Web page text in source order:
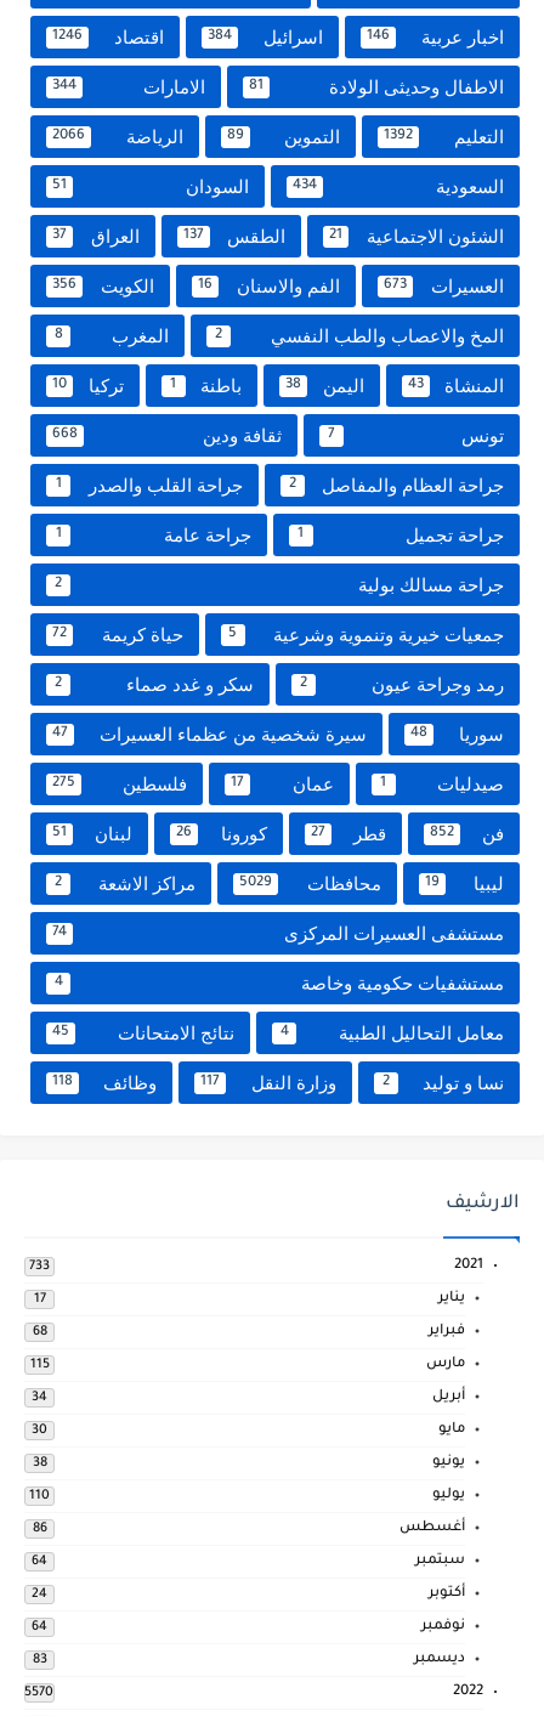
اخبار عربية 146 اسرائيل 384 اقتصاد 1246
الاطفال وحديثى الولادة 81 الامارات 344
التعليم 1392 التموين 89 الرياضة 2066
السعودية 434 السودان 51
الشئون الاجتماعية 21 الطقس 137 العراق 37
العسيرات 673 الفم والاسنان 16 الكويت 356
المخ والاعصاب والطب النفسي 2 المغرب 8
المنشاة 43 اليمن 38 باطنة 1 تركيا 10
تونس 7 ثقافة ودين 668
جراحة العظام والمفاصل 2 جراحة القلب والصدر 1
جراحة تجميل 1 جراحة عامة 1
جراحة مسالك بولية 2
جمعيات خيرية وتنموية وشرعية 5 حياة كريمة 72
رمد وجراحة عيون 2 سكر و غدد صماء 2
سوريا 48 سيرة شخصية من عظماء العسيرات 47
صيدليات 1 عمان 17 فلسطين 275
فن 852 قطر 27 كورونا 26 لبنان 51
ليبيا 19 محافظات 5029 مراكز الاشعة 2
مستشفى العسيرات المركزى 74
مستشفيات حكومية وخاصة 4
معامل التحاليل الطبية 4 نتائج الامتحانات 45
نسا و توليد 2 وزارة النقل 117 وظائف 118
الارشيف
2021
733
يناير 17
فبراير 68
مارس 115
أبريل 34
مايو 30
يونيو 38
يوليو 110
أغسطس 86
سبتمبر 64
أكتوبر 24
نوفمبر 64
ديسمبر 83
2022
5570